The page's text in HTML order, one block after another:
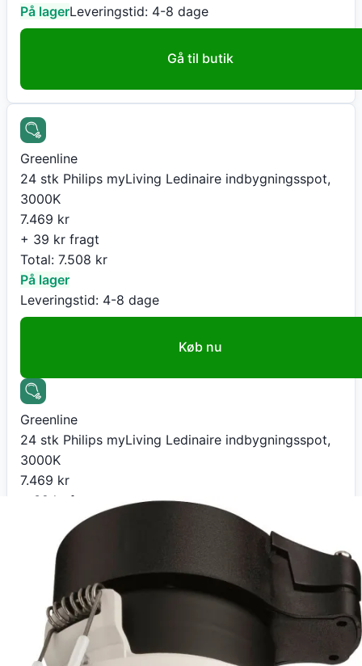
På lagerLeveringstid: 4-8 dage
Gå til butik
Greenline
24 stk Philips myLiving Ledinaire indbygningsspot,
3000K
7.469 kr
+ 39 kr fragt
Total: 7.508 kr
På lager
Leveringstid: 4-8 dage
Køb nu
Greenline
24 stk Philips myLiving Ledinaire indbygningsspot,
3000K
7.469 kr
+ 39 kr fragt
7.508kr
På lager
Gå til butik